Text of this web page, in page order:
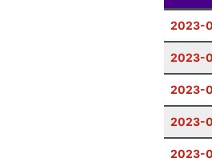
2023-
2023-
2023-
2023-
2023-